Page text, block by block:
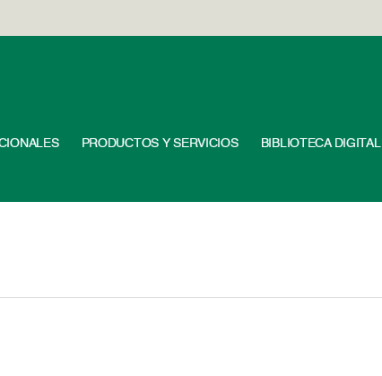
PRODUCTOS Y SERVICIOS BIBLIOTECA DIGITAL